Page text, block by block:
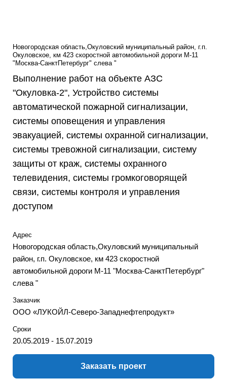
Новогородская область,Окуловский муниципальный район, г.п.
Окуловское, км 423 скоростной автомобильной дороги М-11
"Москва-СанктПетербург" слева "
Выполнение работ на объекте АЗС
"Окуловка-2", Устройство системы
автоматической пожарной сигнализации,
системы оповещения и управления
эвакуацией, системы охранной сигнализации,
системы тревожной сигнализации, систему
защиты от краж, системы охранного
телевидения, системы громкоговорящей
связи, системы контроля и управления
доступом
Адрес
Новогородская область,Окуловский муниципальный
район, г.п. Окуловское, км 423 скоростной
автомобильной дороги М-11 "Москва-СанктПетербург"
слева "
Заказчик
ООО «ЛУКОЙЛ-Северо-Западнефтепродукт»
Сроки
20.05.2019 - 15.07.2019
Заказать проект